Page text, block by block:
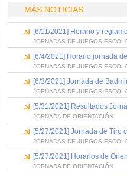
MÁS NOTICIAS
[6/11/2021] Horario y
JORNADAS DE JUEGOS
[6/4/2021] Horario jornada
JORNADAS DE JUEGOS
[6/3/2021] Jornada de
JORNADAS DE JUEGOS
[5/31/2021] Resultados
JORNADA DE ORIENTACIÓN
[5/27/2021] Jornada de Tiro
JORNADAS DE JUEGOS
[5/27/2021] Horarios de
JORNADA DE ORIENTACIÓN